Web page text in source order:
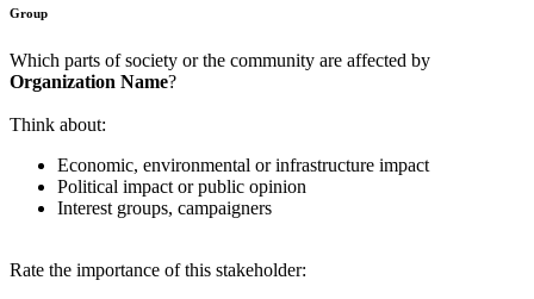
Group
Which parts of society or the community are affected by
Organization Name?
Think about:
Economic, environmental or infrastructure impact
Political impact or public opinion
Interest groups, campaigners
Rate the importance of this stakeholder: